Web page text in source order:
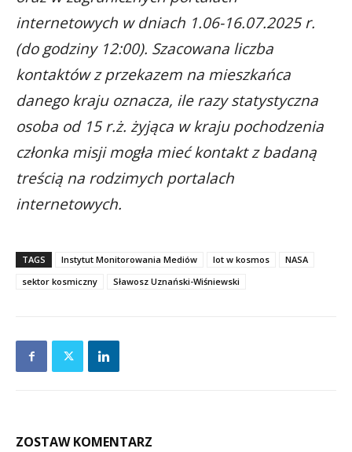
internetowych w dniach 1.06-16.07.2025 r.
(do godziny 12:00). Szacowana liczba
kontaktów z przekazem na mieszkańca
danego kraju oznacza, ile razy statystyczna
osoba od 15 r.ż. żyjąca w kraju pochodzenia
członka misji mogła mieć kontakt z badaną
treścią na rodzimych portalach
internetowych.
TAGS Instytut Monitorowania Mediów lot w kosmos
NASA
sektor kosmiczny
Sławosz Uznański-Wiśniewski
ZOSTAW KOMENTARZ